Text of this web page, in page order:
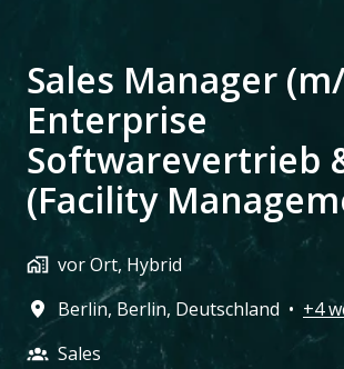
Sales Manager
Enterprise
Softwarevertrieb
(Facility
vor Ort, Hybrid
Berlin, Berlin, Deutschland • +4
Sales​